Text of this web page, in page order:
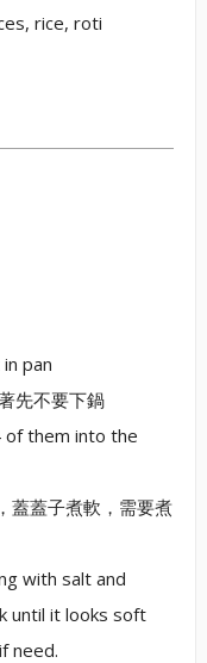
rice, roti
pan
先不要下鍋
of them into the
蓋蓋子煮軟，需要煮
with salt and
until it looks soft
need.